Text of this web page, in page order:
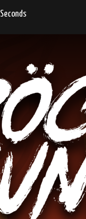
Seconds